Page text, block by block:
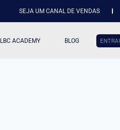
SEJA UM CANAL DE VENDAS
LBC ACADEMY BLOG